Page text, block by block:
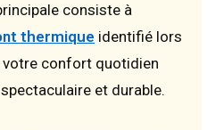
consiste à
thermique identifié lors
confort quotidien
et durable.